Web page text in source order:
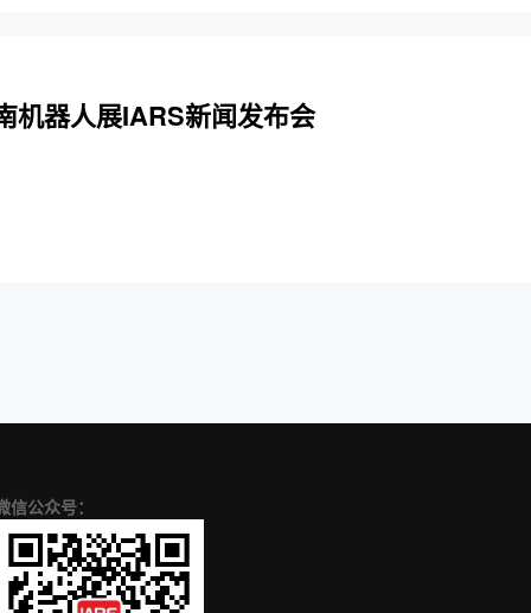
机器人展IARS新闻发布会
信公众号：